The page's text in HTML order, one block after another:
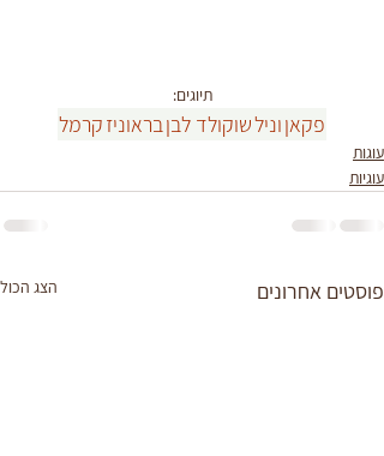
תיוגים:
פקאןונילשוקולד לבןבראוניזקרמל
עוגות
עוגיות
פוסטים אחרונים הצג הכול